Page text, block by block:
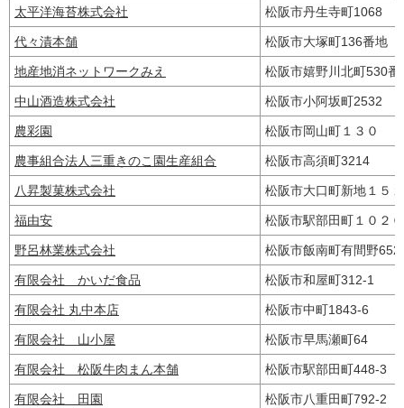
太平洋海苔株式会社 松阪市丹生寺町1068
代々漬本舗 松阪市大塚町136番地
地産地消ネットワークみえ 松阪市嬉野川北町530
中山酒造株式会社 松阪市小阿坂町2532
農彩園 松阪市岡山町１３０
農事組合法人三重きのこ園生産組合 松阪市高須町3214
八昇製菓株式会社 松阪市大口町新地１５
福由安 松阪市駅部田町１０
野呂林業株式会社 松阪市飯南町有間野
有限会社 かいだ食品 松阪市和屋町312-1
有限会社 丸中本店 松阪市中町1843-6
有限会社 山小屋 松阪市早馬瀬町64
有限会社 松阪牛肉まん本舗 松阪市駅部田町448-3
有限会社 田園 松阪市八重田町792-2